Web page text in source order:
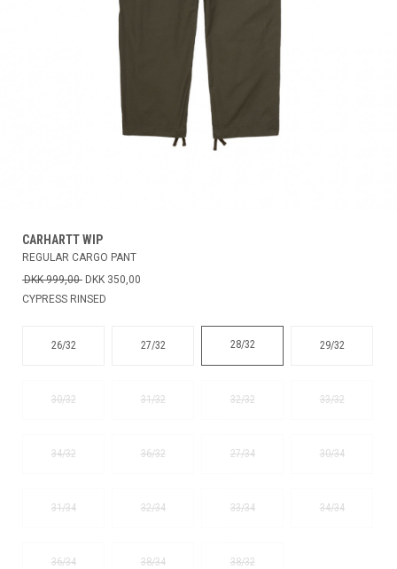
CARHARTT WIP
REGULAR CARGO PANT
DKK 999,00 DKK 350,00
CYPRESS RINSED
26/32 27/32 28/32 29/32
30/32 31/32 32/32 33/32
34/32 36/32 27/34 30/34
31/34 32/34 33/34 34/34
36/34 38/34 38/32